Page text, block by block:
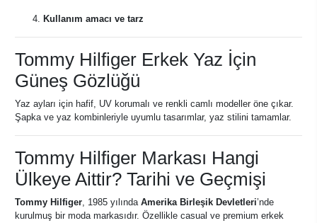
Kullanım amacı ve tarz
Tommy Hilfiger Erkek Yaz İçin
Güneş Gözlüğü
Yaz ayları için hafif, UV korumalı ve renkli camlı modeller öne çıkar.
Şapka ve yaz kombinleriyle uyumlu tasarımlar, yaz stilini tamamlar.
Tommy Hilfiger Markası Hangi
Ülkeye Aittir? Tarihi ve Geçmişi
Tommy Hilfiger, 1985 yılında Amerika Birleşik Devletleri’nde
kurulmuş bir moda markasıdır. Özellikle casual ve premium erkek